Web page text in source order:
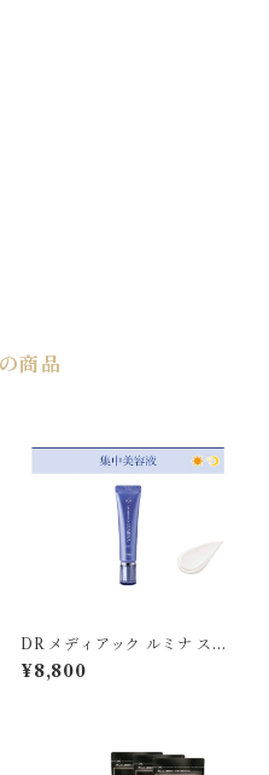
商品
DR メディアック ルミナ スポ
ッツ〈薬用シワ改善美白集中
美容液〉 医薬部外品
¥8,800